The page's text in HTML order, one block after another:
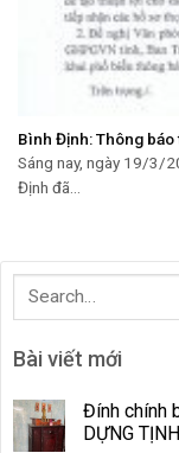
Bình Định: Thông
Sáng nay, ngày 19/3/
Định đã...
Bài viết mới
Đính chính
DỰNG